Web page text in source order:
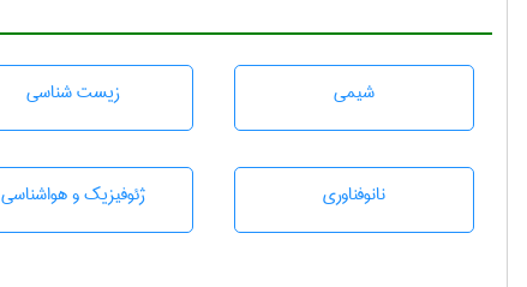
شيمی زيست شناسی
نانوفناوری ژئوفيزيك و هواشناسی